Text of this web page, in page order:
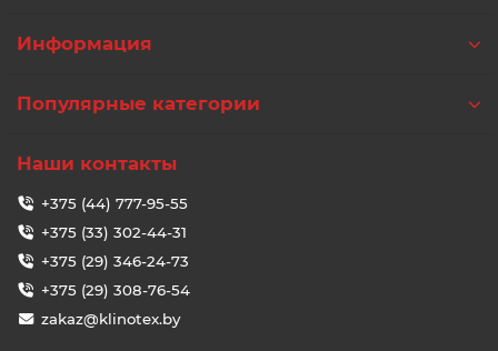
Информация
Популярные категории
Наши контакты
+375 (44) 777-95-55
+375 (33) 302-44-31
+375 (29) 346-24-73
+375 (29) 308-76-54
zakaz@klinotex.by